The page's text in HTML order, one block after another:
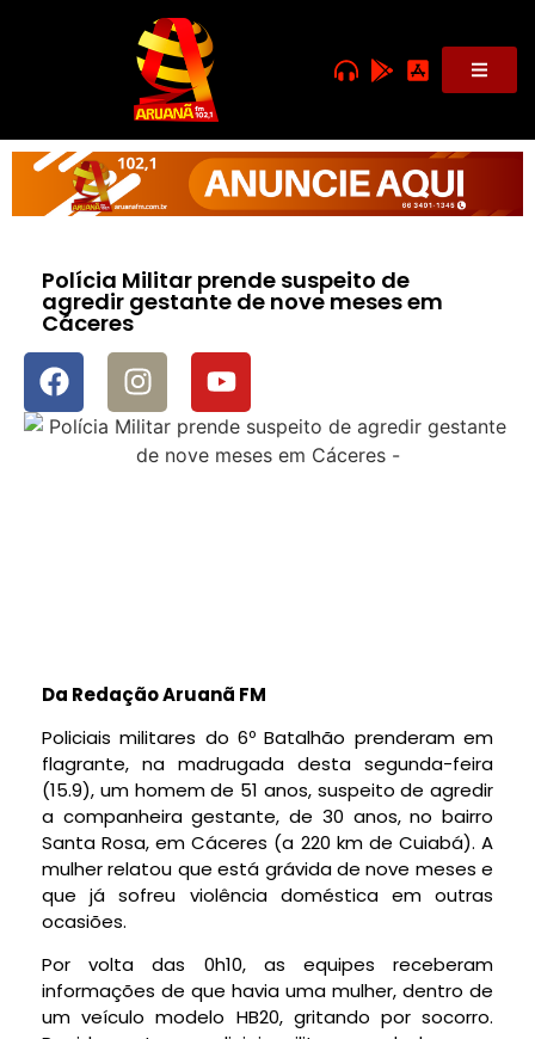
Polícia Militar prende suspeito de
agredir gestante de nove meses em
Cáceres
Da Redação Aruanã FM
Policiais militares do 6º Batalhão prenderam em
flagrante, na madrugada desta segunda-feira
(15.9), um homem de 51 anos, suspeito de agredir
a companheira gestante, de 30 anos, no bairro
Santa Rosa, em Cáceres (a 220 km de Cuiabá). A
mulher relatou que está grávida de nove meses e
que já sofreu violência doméstica em outras
ocasiões.
Por volta das 0h10, as equipes receberam
informações de que havia uma mulher, dentro de
um veículo modelo HB20, gritando por socorro.